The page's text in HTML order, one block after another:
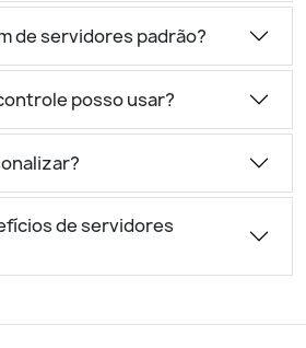
de servidores padrão?
posso usar?
de servidores